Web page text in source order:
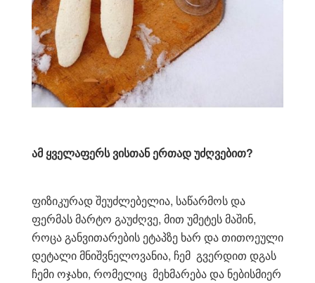
ამ ყველაფერს ვისთან ერთად უძღვებით?
ფიზიკურად შეუძლებელია, საწარმოს და
ფერმას მარტო გაუძღვე, მით უმეტეს მაშინ,
როცა განვითარების ეტაპზე ხარ და თითოეული
დეტალი მნიშვნელოვანია, ჩემ გვერდით დგას
ჩემი ოჯახი, რომელიც მეხმარება და ნებისმიერ